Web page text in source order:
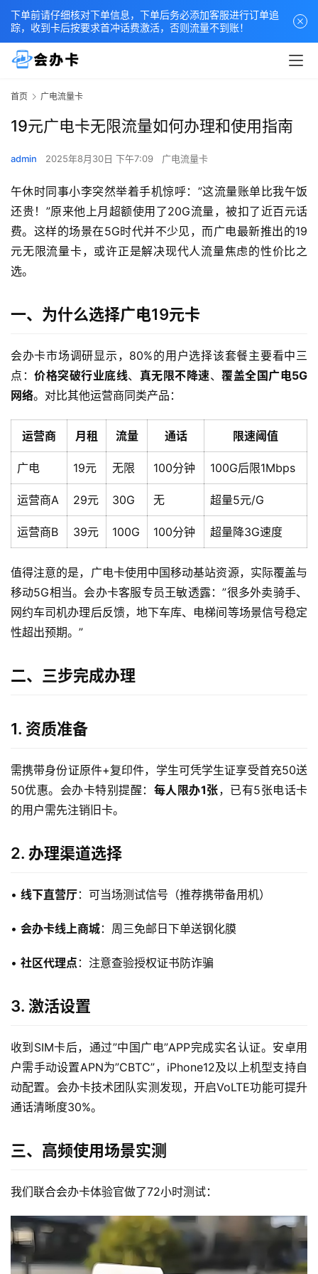
首页 广电流量卡
19元广电卡无限流量如何办理和使用指南
admin 2025年8月30日 下午7:09 广电流量卡
午休时同事小李突然举着手机惊呼：”这流量账单比我午饭
还贵！”原来他上月超额使用了20G流量，被扣了近百元话
费。这样的场景在5G时代并不少见，而广电最新推出的19
元无限流量卡，或许正是解决现代人流量焦虑的性价比之
选。
一、为什么选择广电19元卡
会办卡市场调研显示，80%的用户选择该套餐主要看中三
点： 价格突破行业底线、 真无限不降速、 覆盖全国广电5G
网络。对比其他运营商同类产品：
运营商 月租 流量 通话 限速阈值
广电 19元 无限 100分钟 100G后限1Mbps
运营商A 29元 30G 无 超量5元/G
运营商B 39元 100G 100分钟 超量降3G速度
值得注意的是，广电卡使用中国移动基站资源，实际覆盖与
移动5G相当。会办卡客服专员王敏透露：”很多外卖骑手、
网约车司机办理后反馈，地下车库、电梯间等场景信号稳定
性超出预期。”
二、三步完成办理
1. 资质准备
需携带身份证原件+复印件，学生可凭学生证享受首充50送
50优惠。会办卡特别提醒： 每人限办1张，已有5张电话卡
的用户需先注销旧卡。
2. 办理渠道选择
• 线下直营厅：可当场测试信号（推荐携带备用机）
• 会办卡线上商城：周三免邮日下单送钢化膜
• 社区代理点 ：注意查验授权证书防诈骗
3. 激活设置
收到SIM卡后，通过”中国广电”APP完成实名认证。安卓用
户需手动设置APN为”CBTC”，iPhone12及以上机型支持自
动配置。会办卡技术团队实测发现，开启VoLTE功能可提升
通话清晰度30%。
三、高频使用场景实测
我们联合会办卡体验官做了72小时测试：
下单前请仔细核对下单信息，下单后务必添加客服进行订单追
踪，收到卡后按要求首冲话费激活，否则流量不到账！